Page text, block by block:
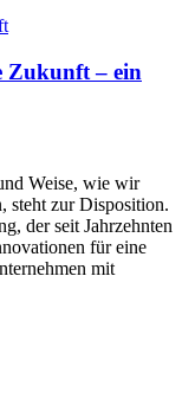
Zukunft – ein
Weise, wie wir
steht zur Disposition.
der seit Jahrzehnten
für eine
mit